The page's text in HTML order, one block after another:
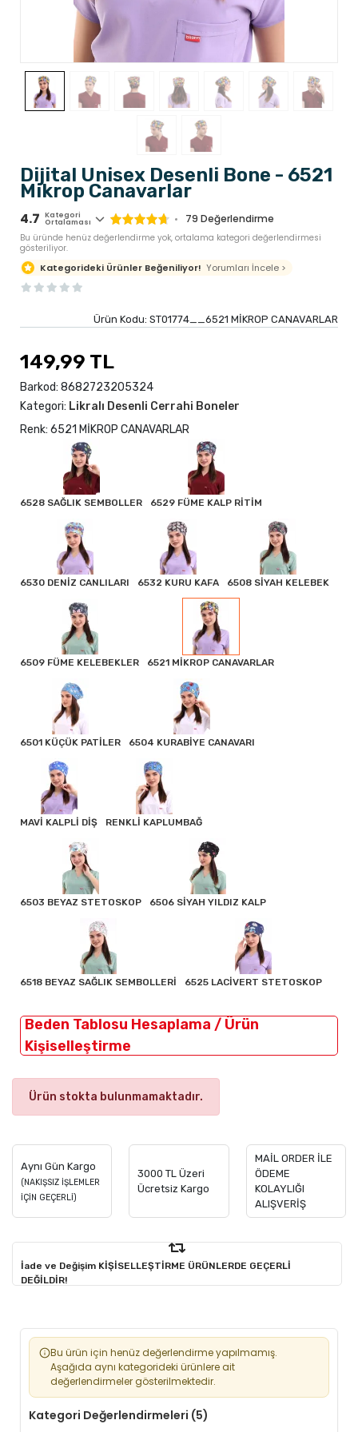
Dijital Unisex Desenli Bone - 6521
Mikrop Canavarlar
4.7 Kategori
Ortalaması 79 Değerlendirme
Bu üründe henüz değerlendirme yok, ortalama kategori değerlendirmesi
gösteriliyor.
Kategorideki Ürünler Beğeniliyor! Yorumları İncele >
Ürün Kodu: ST01774__6521 MİKROP CANAVARLAR
149,99 TL
Barkod: 8682723205324
Kategori: Likralı Desenli Cerrahi Boneler
Renk: 6521 MİKROP CANAVARLAR
6528 SAĞLIK SEMBOLLER 6529 FÜME KALP RİTİM
6530 DENİZ CANLILARI 6532 KURU KAFA 6508 SİYAH KELEBEK
6509 FÜME KELEBEKLER 6521 MİKROP CANAVARLAR
6501 KÜÇÜK PATİLER 6504 KURABİYE CANAVARI
MAVİ KALPLİ DİŞ RENKLİ KAPLUMBAĞ
6503 BEYAZ STETOSKOP 6506 SİYAH YILDIZ KALP
6518 BEYAZ SAĞLIK SEMBOLLERİ 6525 LACİVERT STETOSKOP
Beden Tablosu Hesaplama / Ürün
Kişiselleştirme
Ürün stokta bulunmamaktadır.
Aynı Gün Kargo
(NAKIŞSIZ İŞLEMLER
İÇİN GEÇERLİ)
3000 TL Üzeri
Ücretsiz Kargo
MAİL ORDER İLE
ÖDEME
KOLAYLIĞI
ALIŞVERİŞ
İade ve Değişim KİŞİSELLEŞTİRME ÜRÜNLERDE GEÇERLİ
DEĞİLDİR!
Bu ürün için henüz değerlendirme yapılmamış.
Aşağıda aynı kategorideki ürünlere ait
değerlendirmeler gösterilmektedir.
Kategori Değerlendirmeleri (5)